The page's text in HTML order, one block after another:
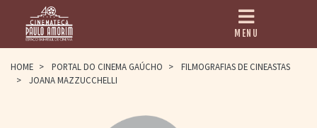
HOME
PAULO AMORIM
MENU
HOME > PORTAL DO CINEMA GAÚCHO >
FILMOGRAFIAS DE CINEASTAS
>
JOANA MAZZUCCHELLI